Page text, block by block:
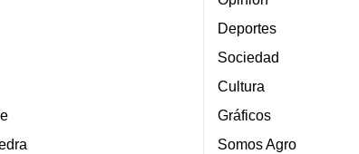
Deportes
Sociedad
Cultura
Gráficos
Somos Agro